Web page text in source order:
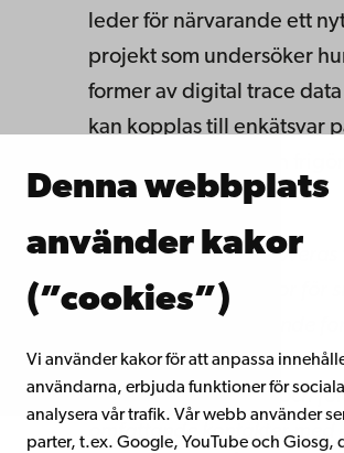
Denna webbplats
använder kakor
(”cookies”)
Vi använder kakor för att anpassa
användarna, erbjuda funktioner för
analysera vår trafik. Vår webb använder
parter, t.ex. Google, YouTube och Giosg,
leder för närvarande ett
projekt som undersöker
former av digital trace data
kan kopplas till enkätsvar
sekundäranalys.
Rachel Gibson promoveras
politices hedersdoktor för
inom politisk
och väljarbeteende, och
omfattande kontakter med